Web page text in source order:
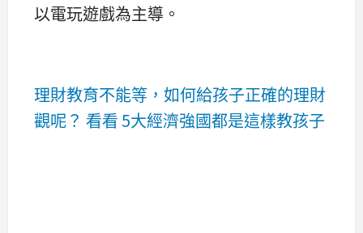
以電玩遊戲為主導。
理財教育不能等，如何給孩子正確的理財
觀呢？ 看看 5大經濟強國都是這樣教孩子